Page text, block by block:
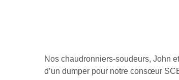
Nos chaudronniers-soudeurs, John
d’un dumper pour notre consœur